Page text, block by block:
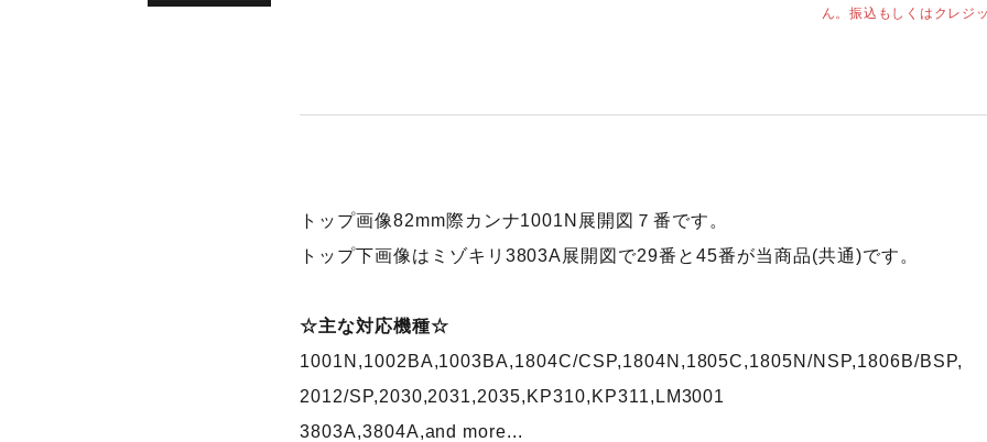
ん。振込もしくはクレジ
トップ画像82mm際カンナ1001N展開図７番です。
トップ下画像はミゾキリ3803A展開図で29番と45番が当商品(共通)です。
☆主な対応機種☆
1001N,1002BA,1003BA,1804C/CSP,1804N,1805C,1805N/NSP,1806B/BSP,
2012/SP,2030,2031,2035,KP310,KP311,LM3001
3803A,3804A,and more...